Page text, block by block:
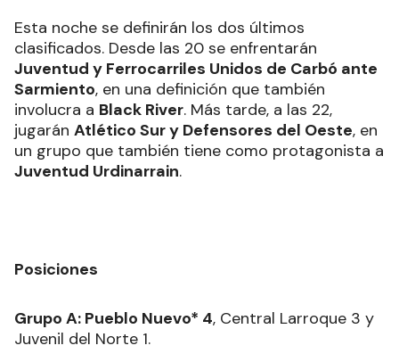
Esta noche se definirán los dos últimos
clasificados. Desde las 20 se enfrentarán
Juventud y Ferrocarriles Unidos de Carbó ante
Sarmiento, en una definición que también
involucra a Black River. Más tarde, a las 22,
jugarán Atlético Sur y Defensores del Oeste, en
un grupo que también tiene como protagonista a
Juventud Urdinarrain.
Posiciones
Grupo A: Pueblo Nuevo* 4, Central Larroque 3 y
Juvenil del Norte 1.